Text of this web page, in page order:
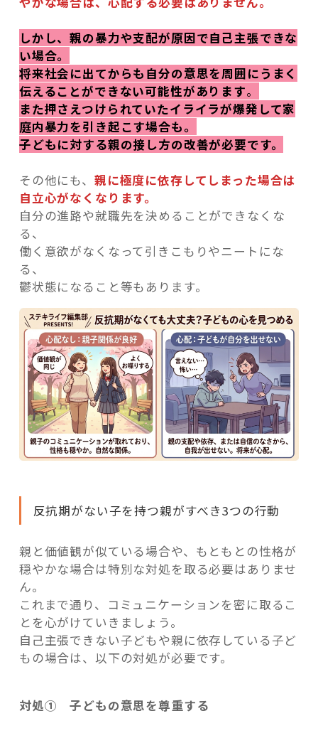
しかし、親の暴力や支配が原因で自己主張できな
い場合。
将来社会に出てからも自分の意思を周囲にうまく
伝えることができない可能性があります。
また押さえつけられていたイライラが爆発して家
庭内暴力を引き起こす場合も。
子どもに対する親の接し方の改善が必要です。
その他にも、 親に極度に依存してしまった場合は
自立心がなくなります。
自分の進路や就職先を決めることができなくな
る、
働く意欲がなくなって引きこもりやニートにな
る、
鬱状態になること等もあります。
反抗期がない子を持つ親がすべき3つの行動
親と価値観が似ている場合や、もともとの性格が
穏やかな場合は特別な対処を取る必要はありませ
ん。
これまで通り、コミュニケーションを密に取るこ
とを心がけていきましょう。
自己主張できない子どもや親に依存している子ど
もの場合は、以下の対処が必要です。
対処① 子どもの意思を尊重する